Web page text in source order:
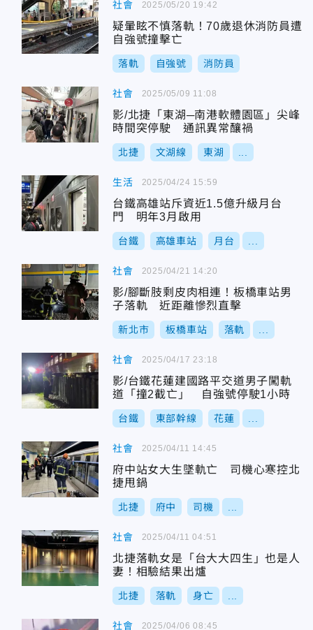
社會
疑暈眩不慎落軌！70歲退休消防員遭
自強號撞擊亡
落軌 自強號 消防員
2025/05/20 19:42
社會
影/北捷「東湖─南港軟體園區」尖峰
時間突停駛 通訊異常釀禍
北捷 文湖線 東湖
2025/05/09 11:08
生活
台鐵高雄站斥資近1.5億升級月台
門 明年3月啟用
台鐵 高雄車站 月台
2025/04/24 15:59
社會
影/腳斷肢剩皮肉相連！板橋車站男
子落軌 近距離慘烈直擊
新北市 板橋車站 落軌
2025/04/21 14:20
社會
影/台鐵花蓮建國路平交道男子闖軌
道「撞2截亡」 自強號停駛1小時
台鐵 東部幹線 花蓮
2025/04/17 23:18
社會
府中站女大生墜軌亡 司機心寒控北
捷甩鍋
北捷 府中 司機
2025/04/11 14:45
社會
北捷落軌女是「台大大四生」也是人
妻！相驗結果出爐
北捷 落軌 身亡
2025/04/11 04:51
社會 2025/04/06 08:45